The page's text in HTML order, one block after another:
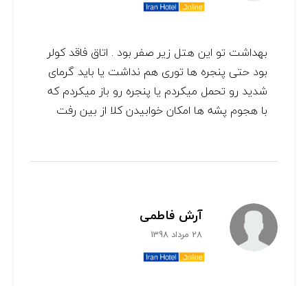
بهداشت تو این هتل زیر صفر بود . اتاق فاقد کولر
بود حتی پنجره ها توری هم نداشت یا باید گرمای
شدید رو تحمل میکردم یا پنجره رو باز میکردم که
با هجوم پشه ها امکان خوابیدن کلا از بین رفت
آرش فاطمی
28 مرداد 1398